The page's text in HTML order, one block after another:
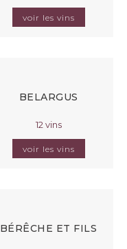
voir les vins
BELARGUS
12 vins
voir les vins
BÉRÊCHE ET FILS